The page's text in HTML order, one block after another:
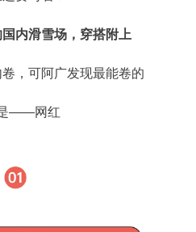
内滑雪场，穿搭附上
，可阿广发现最能卷的
——网红